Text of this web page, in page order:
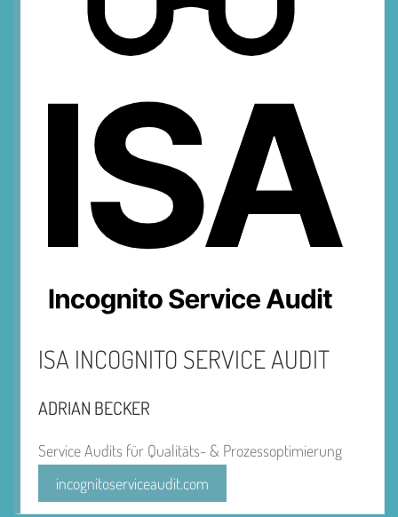
ISA INCOGNITO SERVICE AUDIT
ADRIAN BECKER
Service Audits für Qualitäts- & Prozessoptimierung
incognitoserviceaudit.com